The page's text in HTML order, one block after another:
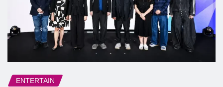
ENTERTAIN